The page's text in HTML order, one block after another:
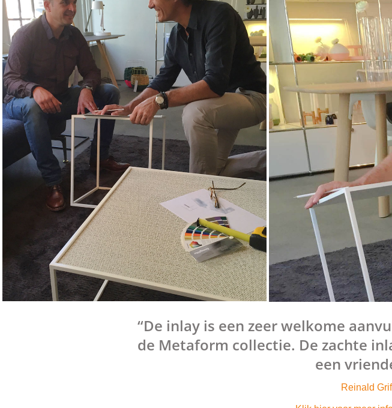
“De inlay is een zeer welkome
de Metaform collectie. De zachte
een
Reinald